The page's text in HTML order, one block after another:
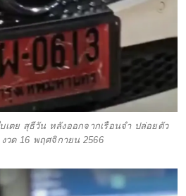
เตย สุธีวัน หลังออกจากเรือนจำ ปล่อยตัว
งวด 16 พฤศจิกายน 2566